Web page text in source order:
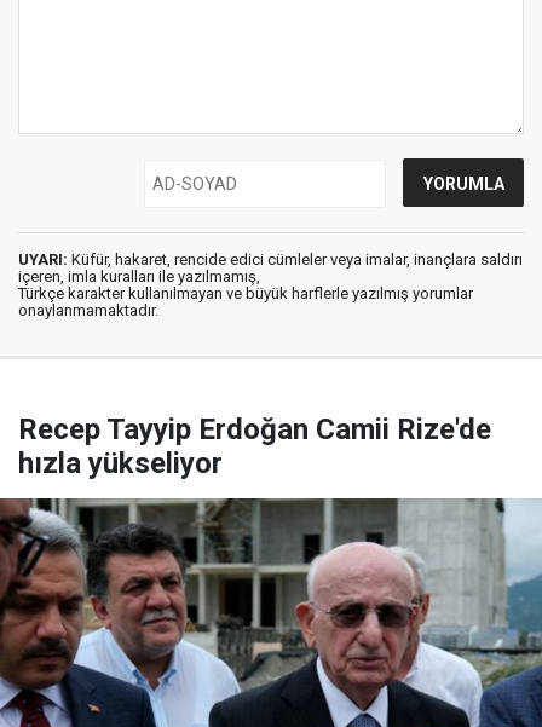
UYARI: Küfür, hakaret, rencide edici cümleler veya imalar, inançlara saldırı
içeren, imla kuralları ile yazılmamış,
Türkçe karakter kullanılmayan ve büyük harflerle yazılmış yorumlar
onaylanmamaktadır.
Recep Tayyip Erdoğan Camii Rize'de
hızla yükseliyor